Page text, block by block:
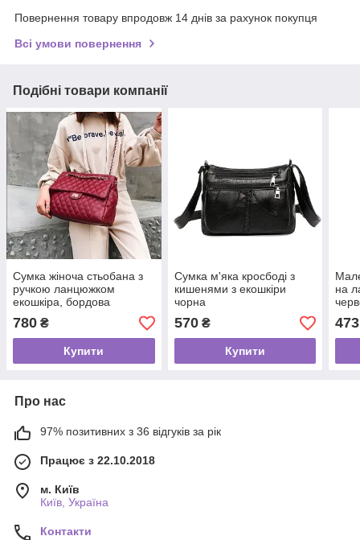
Повернення товару впродовж 14 днів за рахунок покупця
Всі умови повернення
Подібні товари компанії
Сумка жіноча стьобана з
ручкою ланцюжком
екошкіра, бордова
780 ₴
Купити
Сумка м'яка кросбоді з
кишенями з екошкіри
чорна
570₴
Купити
на
473
Про нас
97% позитивних з 36 відгуків за рік
Працює з 22.10.2018
м. Київ
Київ, Україна
Контакти